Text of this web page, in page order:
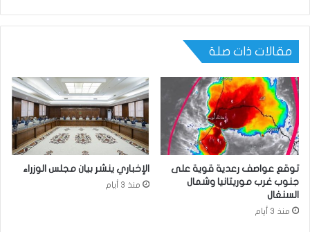
مقالات ذات صلة
توقع عواصف رعدية قوية على
جنوب غرب موريتانيا وشمال
السنغال
منذ 3 أيام
الإخباري ينشر بيان مجلس الوزراء
منذ 3 أيام